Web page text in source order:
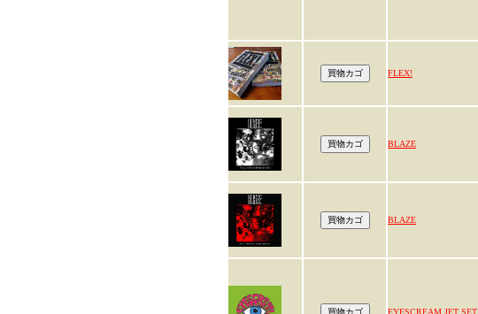
FLEX!
BLAZE
BLAZE
EYESCREAM JET SET